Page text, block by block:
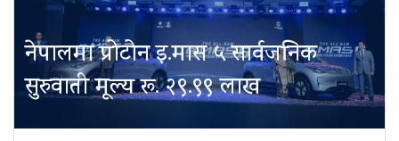
नेपालमा प्रोटोन इ.मास ५ सार्वजनिक
सुरुवाती मूल्य रू. २९.९९ लाख